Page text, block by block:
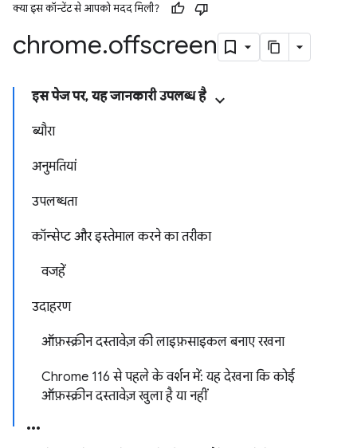
क्या इस कॉन्टेंट से आपको मदद मिली?
chrome.offscreen
इस पेज पर, यह जानकारी उपलब्ध है
ब्यौरा
अनुमतियां
उपलब्धता
कॉन्सेप्ट और इस्तेमाल करने का तरीका
वजहें
उदाहरण
ऑफ़स्क्रीन दस्तावेज़ की लाइफ़साइकल बनाए रखना
Chrome 116 से पहले के वर्शन में: यह देखना कि कोई
ऑफ़स्क्रीन दस्तावेज़ खुला है या नहीं